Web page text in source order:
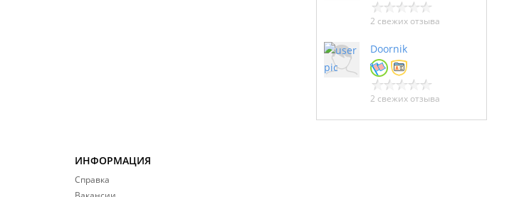
2 свежих отзыва
Doornik
2 свежих отзыва
ИНФОРМАЦИЯ
Справка